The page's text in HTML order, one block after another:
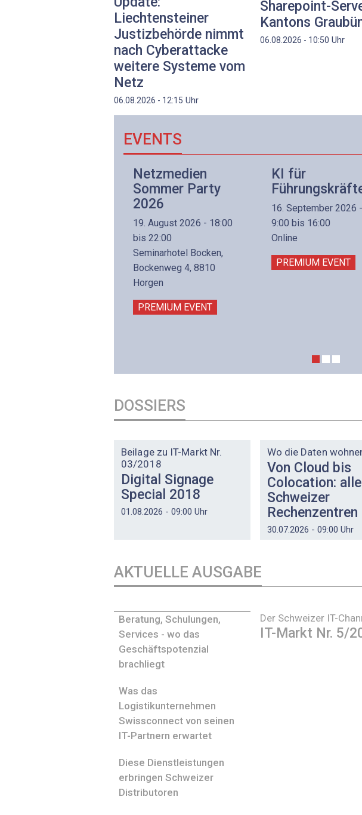
Liechtensteiner
Justizbehörde nimmt
nach Cyberattacke
weitere Systeme vom
Netz
06.08.2026 - 12:15 Uhr
Sharepoint-
Kantons
06.08.2026 - 10:50 Uhr
EVENTS
Netzmedien
Sommer Party
2026
19. August 2026 - 18:00
bis 22:00
Seminarhotel Bocken,
Bockenweg 4, 8810
Horgen
PREMIUM EVENT
KI für
16. September 2026 -
9:00 bis 16:00
Online
PREMIUM EVENT
DOSSIERS
Beilage zu IT-Markt Nr.
03/2018
Digital Signage
Special 2018
01.08.2026 - 09:00 Uhr
Wo die Daten
Von Cloud bis
Colocation:
Schweizer
Rechenzentren
30.07.2026 - 09:00 Uhr
AKTUELLE AUSGABE
Der Schweizer IT-
IT-Markt Nr. 5/
Beratung, Schulungen,
Services - wo das
Geschäftspotenzial
brachliegt
Was das
Logistikunternehmen
Swissconnect von seinen
IT-Partnern erwartet
Diese Dienstleistungen
erbringen Schweizer
Distributoren